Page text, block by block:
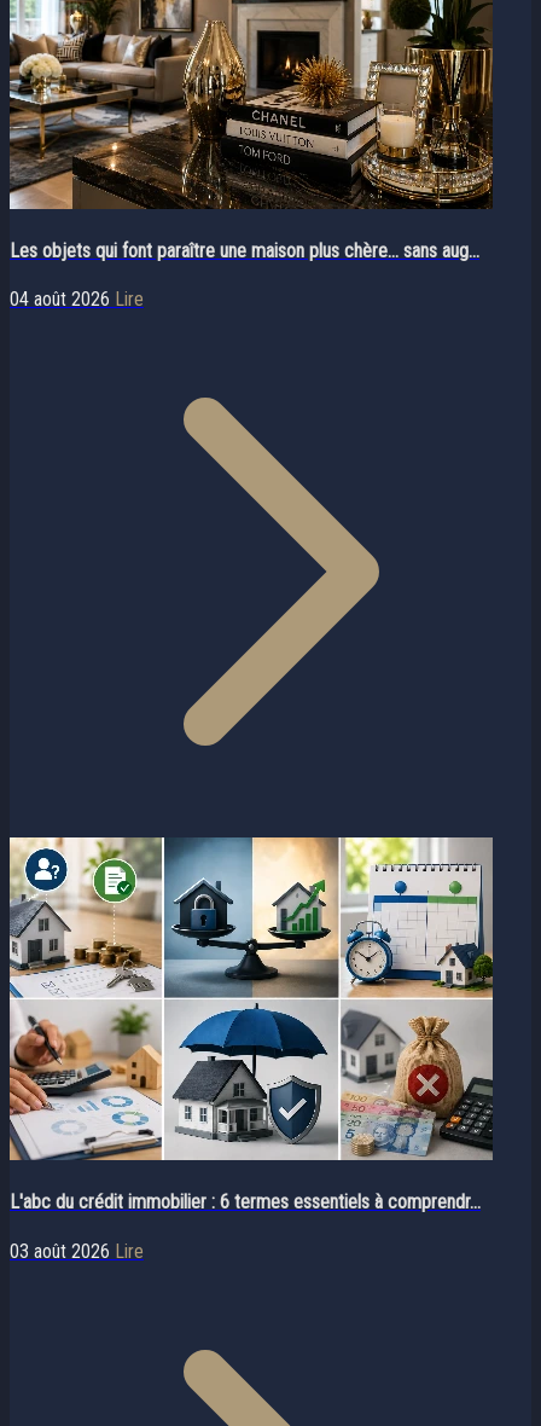
Les objets qui font paraître une maison plus chère… sans aug...
04 août 2026 Lire
L'abc du crédit immobilier : 6 termes essentiels à comprendr...
03 août 2026 Lire